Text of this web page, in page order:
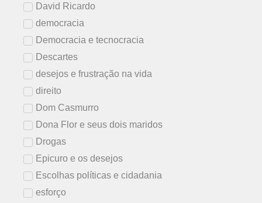
David Ricardo
democracia
Democracia e tecnocracia
Descartes
desejos e frustração na vida
direito
Dom Casmurro
Dona Flor e seus dois maridos
Drogas
Epicuro e os desejos
Escolhas políticas e cidadania
esforço